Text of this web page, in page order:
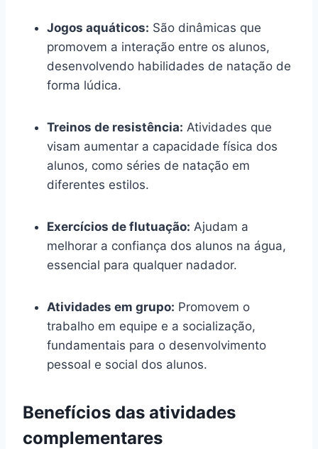
Jogos aquáticos: São dinâmicas que
promovem a interação entre os alunos,
desenvolvendo habilidades de natação de
forma lúdica.
Treinos de resistência: Atividades que
visam aumentar a capacidade física dos
alunos, como séries de natação em
diferentes estilos.
Exercícios de flutuação: Ajudam a
melhorar a confiança dos alunos na água,
essencial para qualquer nadador.
Atividades em grupo: Promovem o
trabalho em equipe e a socialização,
fundamentais para o desenvolvimento
pessoal e social dos alunos.
Benefícios das atividades
complementares